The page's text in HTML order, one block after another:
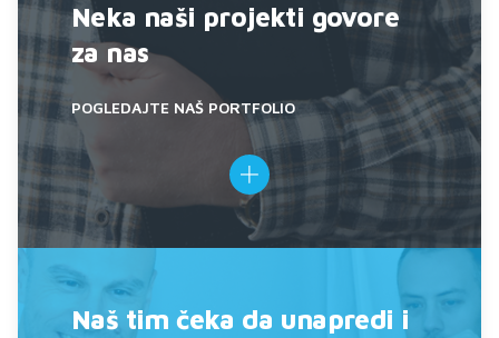
Neka naši projekti govore
za nas
POGLEDAJTE NAŠ PORTFOLIO
Naš tim čeka da unapredi i